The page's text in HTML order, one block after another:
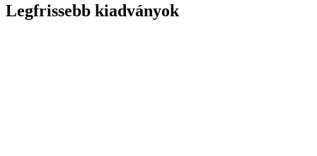
Legfrissebb kiadványok